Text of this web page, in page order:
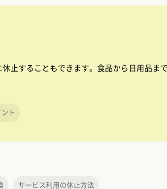
止することもできます。食品から日用品ま
ト
サービス利用の休止方法